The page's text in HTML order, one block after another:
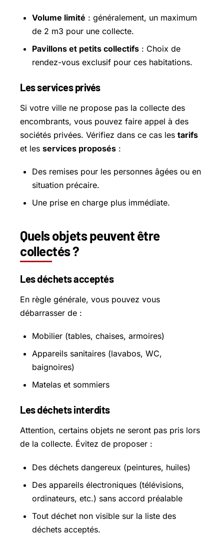
Volume limité : généralement, un maximum
de 2 m3 pour une collecte.
Pavillons et petits collectifs : Choix de
rendez-vous exclusif pour ces habitations.
Les services privés
Si votre ville ne propose pas la collecte des
encombrants, vous pouvez faire appel à des
sociétés privées. Vérifiez dans ce cas les tarifs
et les services proposés :
Des remises pour les personnes âgées ou en
situation précaire.
Une prise en charge plus immédiate.
Quels objets peuvent être
collectés ?
Les déchets acceptés
En règle générale, vous pouvez vous
débarrasser de :
Mobilier (tables, chaises, armoires)
Appareils sanitaires (lavabos, WC,
baignoires)
Matelas et sommiers
Les déchets interdits
Attention, certains objets ne seront pas pris lors
de la collecte. Évitez de proposer :
Des déchets dangereux (peintures, huiles)
Des appareils électroniques (télévisions,
ordinateurs, etc.) sans accord préalable
Tout déchet non visible sur la liste des
déchets acceptés.